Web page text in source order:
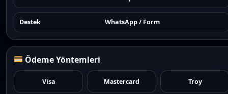
Destek WhatsApp / Form
Ödeme Yöntemleri
Visa Mastercard Troy